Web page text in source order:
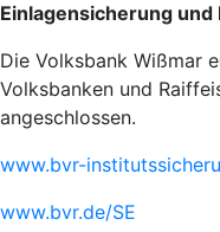
Einlagensicherung
Die Volksbank Wißmar
Volksbanken und
angeschlossen.
www.bvr-
www.bvr.de/SE